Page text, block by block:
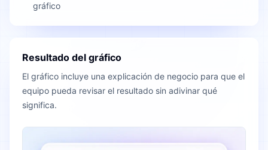
gráfico
Resultado del gráfico
El gráfico incluye una explicación de negocio para que el
equipo pueda revisar el resultado sin adivinar qué
significa.